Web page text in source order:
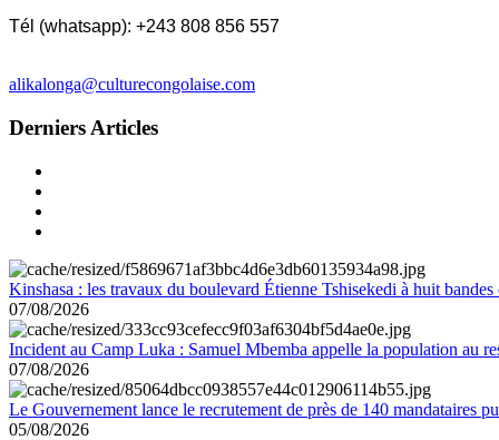
Tél (whatsapp): +243 808 856 557
alikalonga@culturecongolaise.com
Derniers Articles
Kinshasa : les travaux du boulevard Étienne Tshisekedi à huit
07/08/2026
Incident au Camp Luka : Samuel Mbemba appelle la population au
07/08/2026
Le Gouvernement lance le recrutement de près de 140 mandataires
05/08/2026